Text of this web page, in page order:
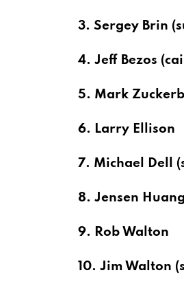
3. Sergey Brin
4. Jeff Bezos
5. Mark
6. Larry Ellison
7. Michael Dell
8. Jensen
9. Rob Walton
10. Jim Walton